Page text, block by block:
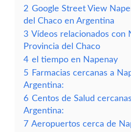
2 Google Street View
del Chaco en Argentina
3 Vídeos relacionados con
Provincia del Chaco
4 el tiempo en Napenay
5 Farmacias cercanas a
Argentina:
6 Centos de Salud
Argentina:
7 Aeropuertos cerca de